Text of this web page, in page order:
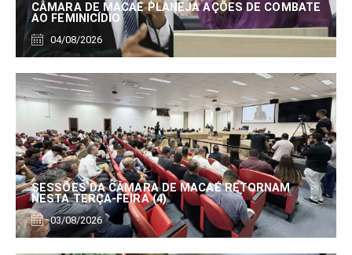
CÂMARA DE MACAÉ PLANEJA AÇÕES DE COMBATE
AO FEMINICÍDIO
04/08/2026
SESSÕES DA CÂMARA DE MACAÉ RETORNAM
NESTA TERÇA-FEIRA (4)
03/08/2026